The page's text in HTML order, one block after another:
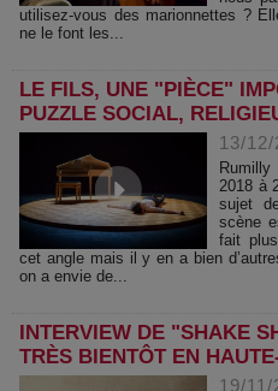
utilisez-vous des marionnettes ?
ne le font les...
LE FILS, UNE "PIÈCE"
PUZZLE SOCIAL,
13/
2018 à
sujet
scène
fait
cet angle mais il y en a bien
on a envie de...
INTERVIEW DE "SHAKE
TRÈS BIENTÔT EN
19/11/